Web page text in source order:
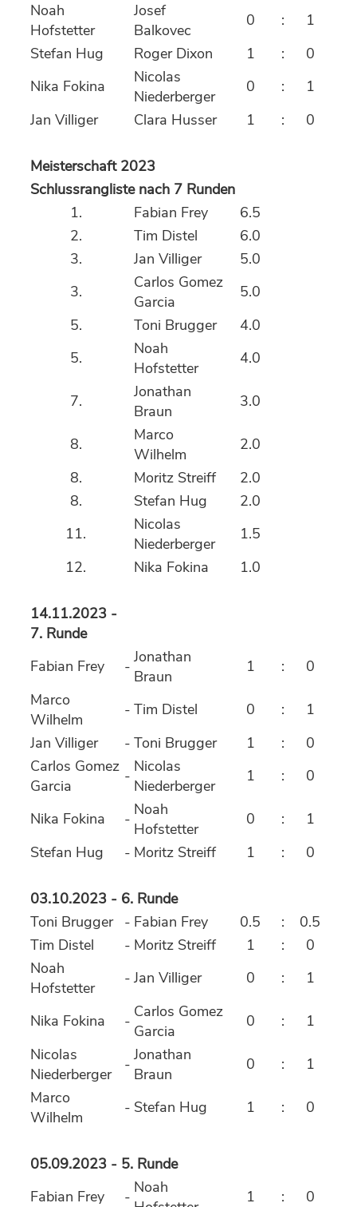
Noah
Hofstetter
Josef
Balkovec
0 :
1
Stefan Hug
Roger Dixon 1 :
0
Nika Fokina
Nicolas
Niederberger
0 :
1
Jan Villiger
Clara Husser 1 : 0
Meisterschaft 2023
Schlussrangliste nach 7 Runden
1.
Fabian Frey
6.5
2.
Tim Distel
6.0
3.
Jan Villiger
5.0
3.
Carlos Gomez
Garcia
5.0
5.
Toni Brugger
4.0
5.
Noah
Hofstetter
4.0
7.
Jonathan
Braun
3.0
8.
Marco
Wilhelm
2.0
8.
Moritz Streiff
2.0
8.
Stefan Hug
2.0
11.
Nicolas
Niederberger
1.5
12.
Nika Fokina 1.0
14.11.2023 -
7. Runde
Fabian Frey
- Jonathan
Braun
1 :
0
Marco
Wilhelm
- Tim Distel 0 :
1
Jan Villiger
- Toni Brugger 1 :
0
Carlos Gomez
Garcia
- Nicolas
Niederberger
1 : 0
Nika Fokina - Noah
Hofstetter
0 :
1
Stefan Hug
- Moritz Streiff 1 : 0
03.10.2023 - 6. Runde
Toni Brugger
- Fabian Frey 0.5 :
0.5
Tim Distel
- Moritz Streiff 1 :
0
Noah
Hofstetter
- Jan Villiger 0 : 1
Nika Fokina - Carlos Gomez
Garcia
0 :
1
Nicolas
Niederberger
- Jonathan
Braun
0 :
1
Marco
Wilhelm
- Stefan Hug 1 : 0
05.09.2023 - 5. Runde
Fabian Frey
- Noah
1 : 0